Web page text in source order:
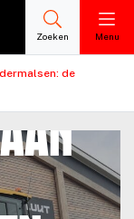
Zoeken Menu
de